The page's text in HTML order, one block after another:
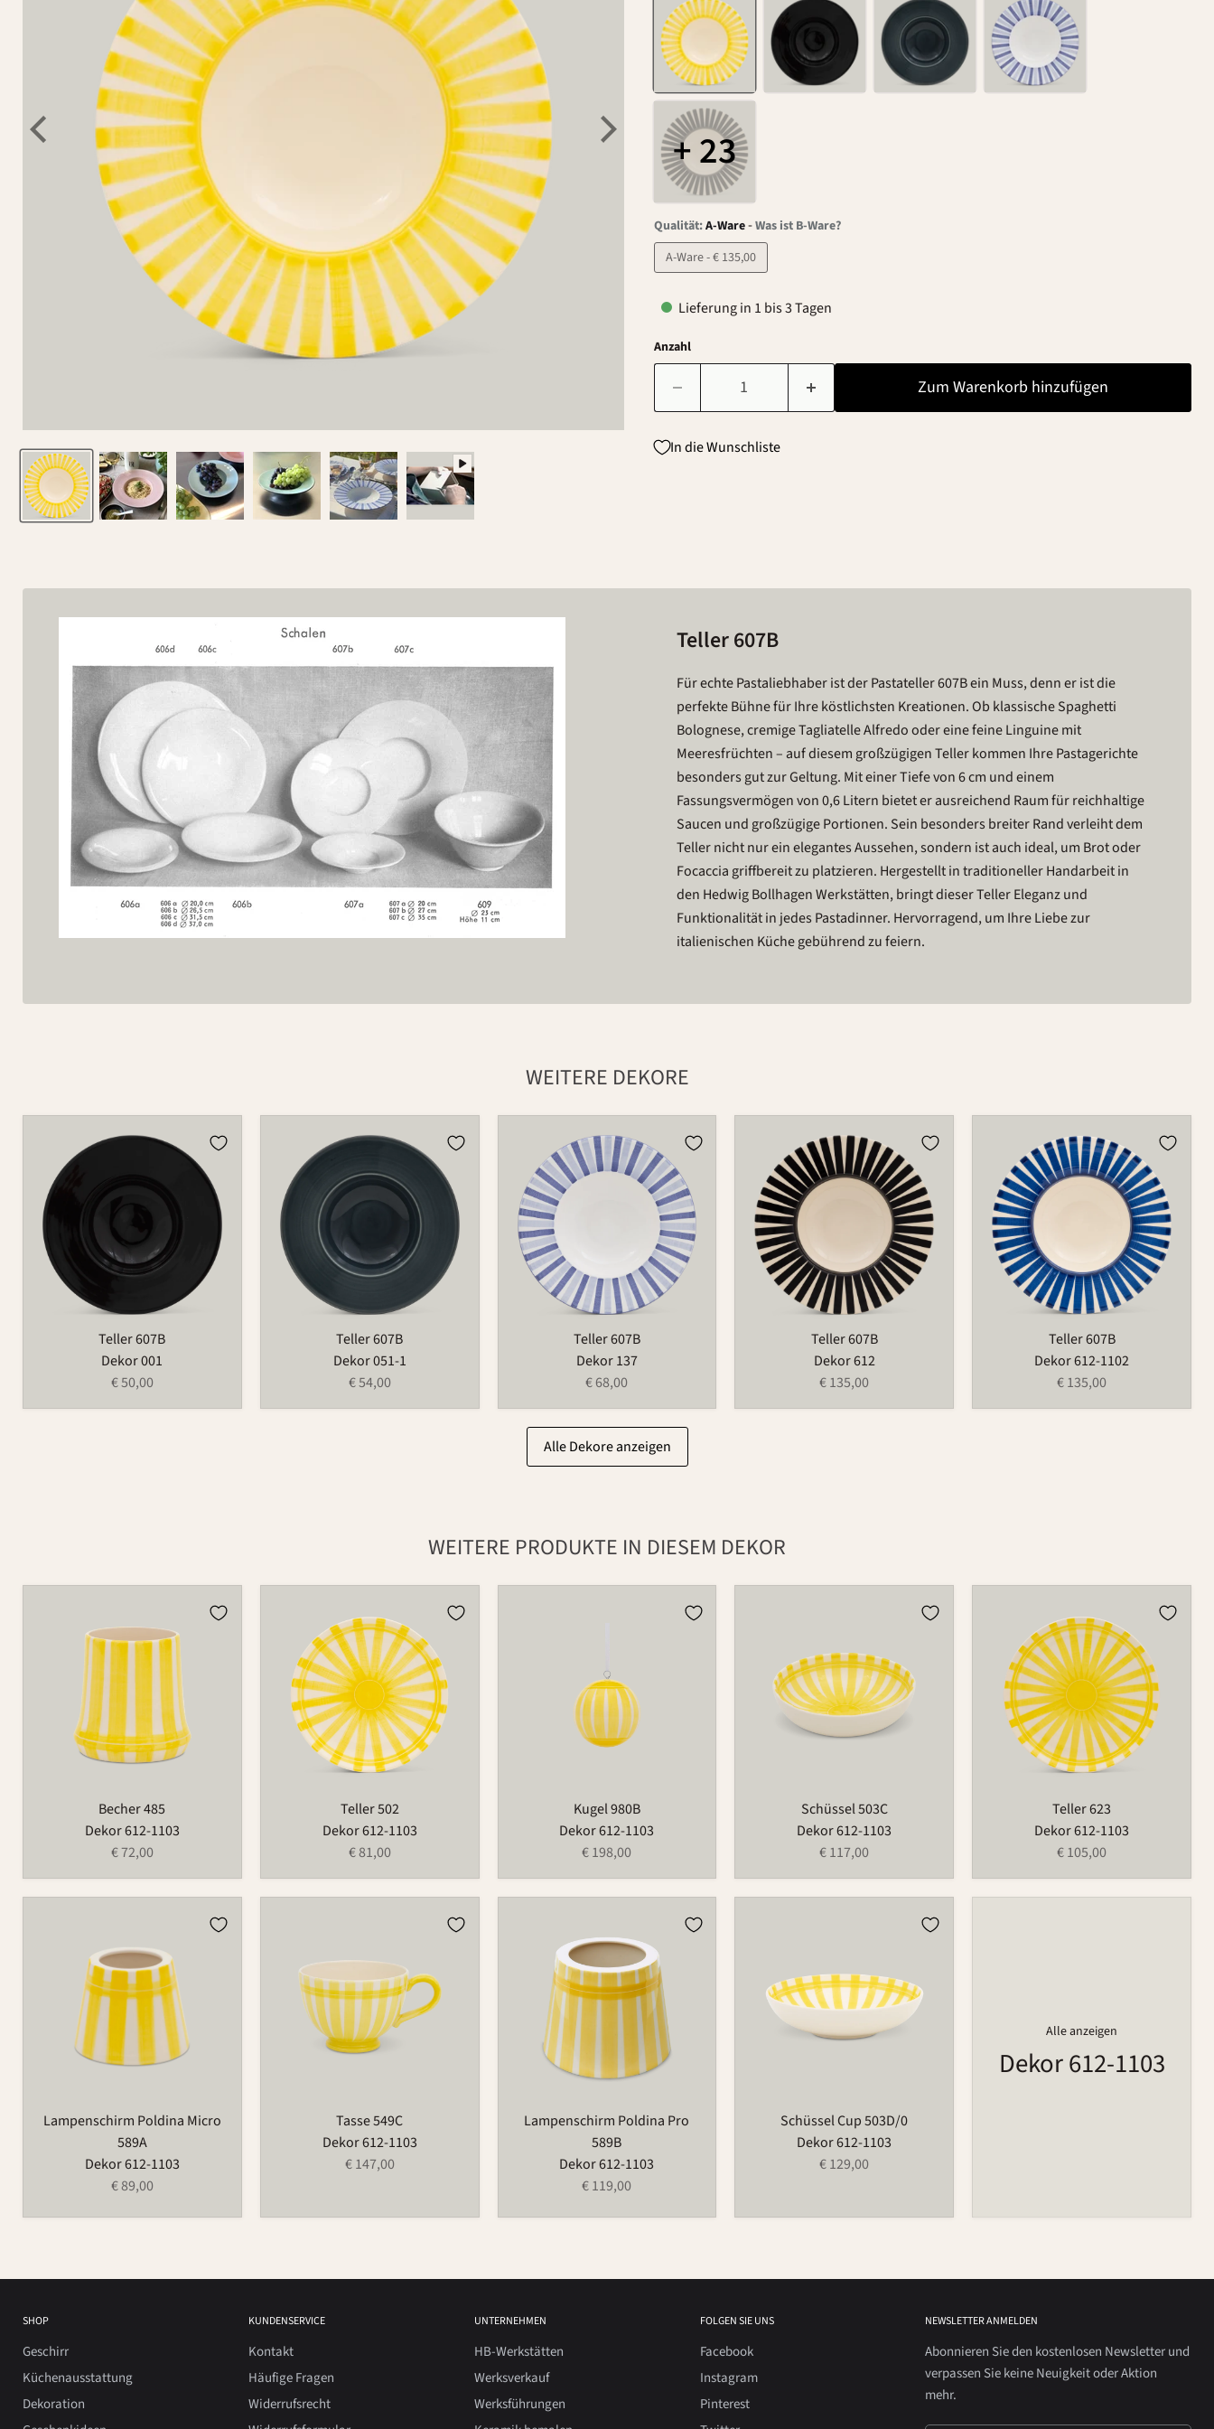
+ 23
Qualität:A-Ware-Was ist B-Ware?
A-Ware - € 135,00
Lieferung in 1 bis 3 Tagen
Anzahl
Zum Warenkorb hinzufügen
In die Wunschliste
Teller 607B
Für echte Pastaliebhaber ist der Pastateller 607B ein Muss, denn er ist die
perfekte Bühne für Ihre köstlichsten Kreationen. Ob klassische Spaghetti
Bolognese, cremige Tagliatelle Alfredo oder eine feine Linguine mit
Meeresfrüchten – auf diesem großzügigen Teller kommen Ihre Pastagerichte
besonders gut zur Geltung. Mit einer Tiefe von 6 cm und einem
Fassungsvermögen von 0,6 Litern bietet er ausreichend Raum für reichhaltige
Saucen und großzügige Portionen. Sein besonders breiter Rand verleiht dem
Teller nicht nur ein elegantes Aussehen, sondern ist auch ideal, um Brot oder
Focaccia griffbereit zu platzieren. Hergestellt in traditioneller Handarbeit in
den Hedwig Bollhagen Werkstätten, bringt dieser Teller Eleganz und
Funktionalität in jedes Pastadinner. Hervorragend, um Ihre Liebe zur
italienischen Küche gebührend zu feiern.
WEITERE DEKORE
Teller 607B
Dekor 001
€ 50,00
Teller 607B
Dekor 051-1
€ 54,00
Teller 607B
Dekor 137
€ 68,00
Teller 607B
Dekor 612
€ 135,00
Teller 607B
Dekor 612-1102
€ 135,00
Alle Dekore anzeigen
WEITERE PRODUKTE IN DIESEM DEKOR
Becher 485
Dekor 612-1103
€ 72,00
Teller 502
Dekor 612-1103
€ 81,00
Kugel 980B
Dekor 612-1103
€ 198,00
Schüssel 503C
Dekor 612-1103
€ 117,00
Teller 623
Dekor 612-1103
€ 105,00
Lampenschirm Poldina Micro
589A
Dekor 612-1103
€ 89,00
Tasse 549C
Dekor 612-1103
€ 147,00
Lampenschirm Poldina Pro
589B
Dekor 612-1103
€ 119,00
Schüssel Cup 503D/0
Dekor 612-1103
€ 129,00
Alle anzeigen
Dekor 612-1103
SHOP
Geschirr
Küchenausstattung
Dekoration
KUNDENSERVICE
Kontakt
Häufige Fragen
Widerrufsrecht
UNTERNEHMEN
HB-Werkstätten
Werksverkauf
Werksführungen
FOLGEN SIE UNS
Facebook
Instagram
Pinterest
NEWSLETTER ANMELDEN
Abonnieren Sie den kostenlosen Newsletter und
verpassen Sie keine Neuigkeit oder Aktion
mehr.